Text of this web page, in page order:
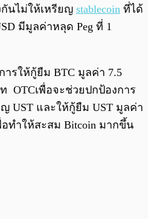
นไม่ให้เหรียญ stablecoin ที่ได้
มีมูลค่าหลุด Peg ที่ 1
รให้กู้ยืม BTC มูลค่า 7.5
OTCเพื่อจะช่วยปกป้องการ
UST และให้กู้ยืม UST มูลค่า
ทำให้สะสม Bitcoin มากขึ้น